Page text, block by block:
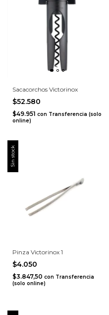
Sacacorchos Victorinox
$52.580
$49.951 con Transferencia (solo
online)
Sin stock
Pinza Victorinox 1
$4.050
$3.847,50 con Transferencia
(solo online)